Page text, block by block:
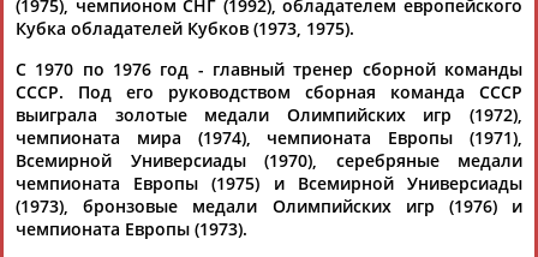
(Проект: Информационное агентство СТАДИОН)
24.04.2024
Михаил Степанов: Бриллиантовый юбилей признания
отечественного баскетбола!
...и Арвидас Сабонис. В Зал славы ФИБА Евгений
Гомельский,Владимир Кондрашин, Александр Белов,
Валдис Валтерс, Александр...
(Проект: Информационное агентство СТАДИОН )
13.05.2022
Михаил Степанов: СИМФОНИЯ ИСКУССТВА, СПОРТА И
(1975), чемпионом СНГ (1992), обладателем европейского
Кубка обладателей Кубков (1973, 1975).
С 1970 по 1976 год - главный тренер сборной команды
СССР. Под его руководством сборная команда СССР
выиграла золотые медали Олимпийских игр (1972),
чемпионата мира (1974), чемпионата Европы (1971),
Всемирной Универсиады (1970), серебряные медали
чемпионата Европы (1975) и Всемирной Универсиады
(1973), бронзовые медали Олимпийских игр (1976) и
чемпионата Европы (1973).